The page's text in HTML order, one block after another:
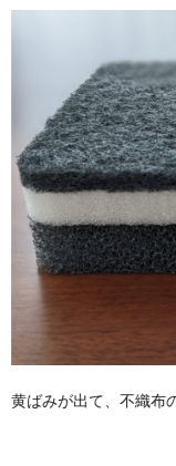
黄ばみが出て、不織布